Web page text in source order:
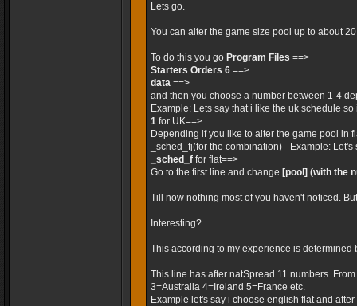
Lets go.
You can alter the game size pool up to about
To do this you go Program Files ==>
Starters Orders 6 ==>
data ==>
and then you choose a number between 1-4
Example: Lets say that i like the uk schedule so
1 for UK==>
Depending if you like to alter the game pool in
_sched_fj(for the combination) - Example:
_sched_f for flat==>
Go to the first line and change [pool] (with the
Till now nothing most of you haven't noticed.
Interesting?
This according to my experience is
This line has after natSpread 11 numbers.
3=Australia 4=Ireland 5=France etc.
Example let's say i choose english flat and